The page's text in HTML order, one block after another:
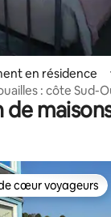
base de 203
en résidence
: côte Sud-
de
cœur voyageurs
cœur voyageurs